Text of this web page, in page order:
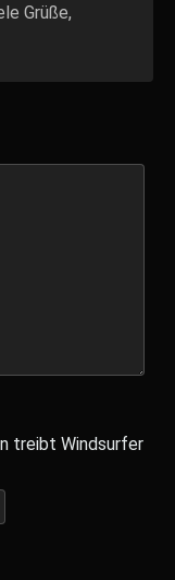
Grüße,
treibt Windsurfer